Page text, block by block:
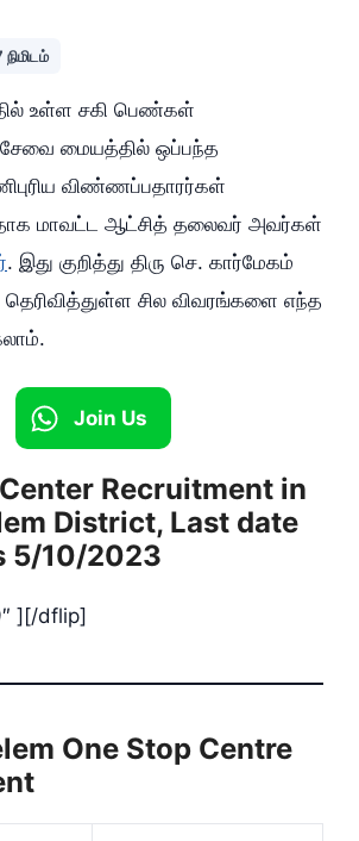
உள்ள சகி பெண்கள்
மையத்தில் ஒப்பந்த
விண்ணப்பதாரர்கள்
மாவட்ட ஆட்சித் தலைவர் அவர்கள்
. இது குறித்து திரு செ. கார்மேகம்
சில விவரங்களை எந்த
Join Us
Recruitment in
District, Last date
5/10/2023
][/dflip]
One Stop Centre